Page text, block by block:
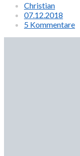
Christian
07.12.2018
5 Kommentare